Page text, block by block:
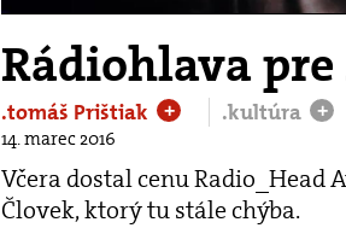
Rádiohlava
.tomáš Prištiak + .kultúra +
14. marec 2016
Včera dostal cenu Radio_Head
Človek, ktorý tu stále chýba.